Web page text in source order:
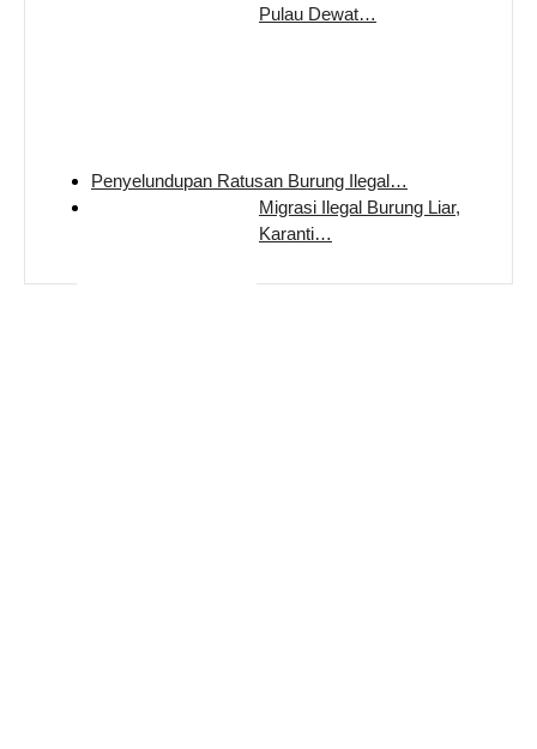
Pulau Dewat…
Penyelundupan Ratusan Burung Ilegal…
Migrasi Ilegal Burung Liar,
Karanti…